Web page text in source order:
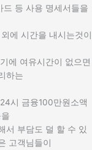
드 등 사용 명세서들을
에 시간을 내시는것이
에 여유시간이 없으면
하는
시 금융100만원소액
서 부담도 덜 할 수 있
고객님들이